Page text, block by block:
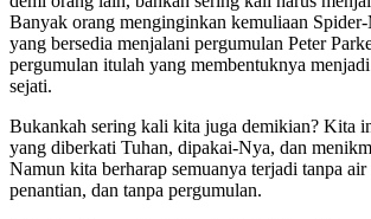
Banyak orang menginginkan kemuliaan
yang bersedia menjalani pergumulan Peter
pergumulan itulah yang membentuknya
sejati.
Bukankah sering kali kita juga demikian? Kita
yang diberkati Tuhan, dipakai-Nya, dan
Namun kita berharap semuanya terjadi tanpa air
penantian, dan tanpa pergumulan.